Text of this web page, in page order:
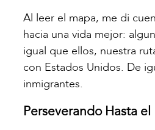
Al leer el mapa, me di
hacia una vida mejor:
igual que ellos, nuestra
con Estados Unidos. De
inmigrantes.
Perseverando Hasta el